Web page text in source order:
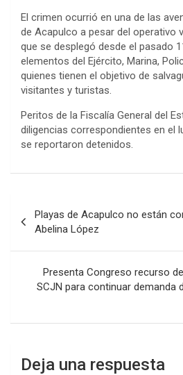
El crimen ocurrió en una de las
de Acapulco a pesar del operativo
que se desplegó desde el pasado
elementos del Ejército, Marina,
quienes tienen el objetivo de
visitantes y turistas.
Peritos de la Fiscalía General del
diligencias correspondientes en el
se reportaron detenidos.
de
entradas
Playas de Acapulco no están
Abelina López
Presenta Congreso recurso
SCJN para continuar demanda
Deja una respuesta